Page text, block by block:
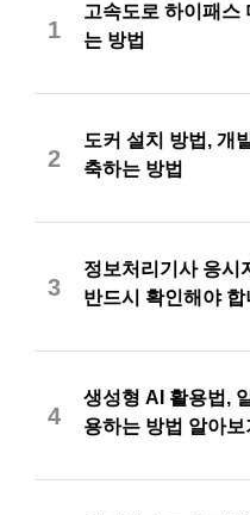
1
고속도로 하이패스
는 방법
2
도커 설치 방법, 개
축하는 방법
3
정보처리기사 응시
반드시 확인해야 합
4
생성형 AI 활용법,
용하는 방법 알아보